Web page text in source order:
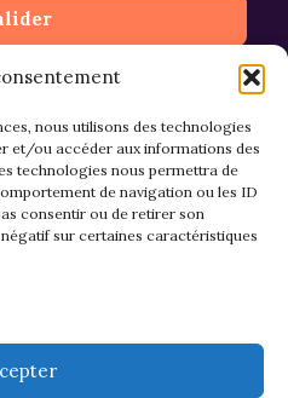
nous utilisons des technologies
et/ou accéder aux informations des
technologies nous permettra de
de navigation ou les ID
consentir ou de retirer son
sur certaines caractéristiques
Retours
& confidentialité